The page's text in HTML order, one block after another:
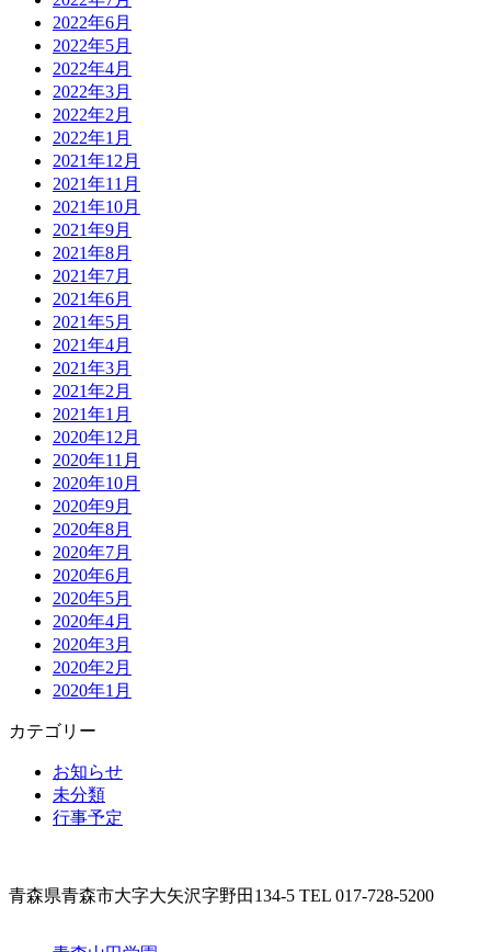
2022年6月
2022年5月
2022年4月
2022年3月
2022年2月
2022年1月
2021年12月
2021年11月
2021年10月
2021年9月
2021年8月
2021年7月
2021年6月
2021年5月
2021年4月
2021年3月
2021年2月
2021年1月
2020年12月
2020年11月
2020年10月
2020年9月
2020年8月
2020年7月
2020年6月
2020年5月
2020年4月
2020年3月
2020年2月
2020年1月
カテゴリー
お知らせ
未分類
行事予定
青森県青森市大字大矢沢字野田134-5 TEL 017-728-5200